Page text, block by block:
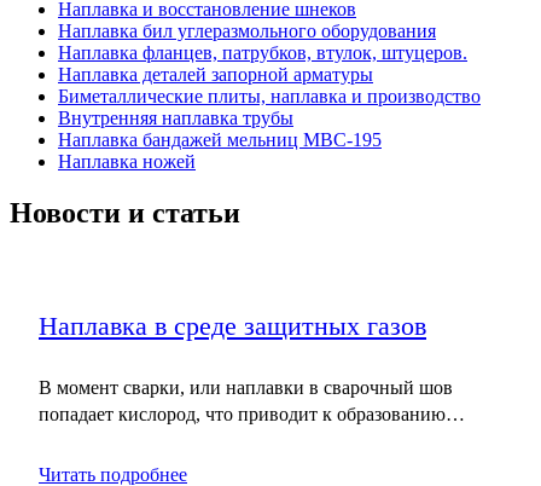
Наплавка и восстановление шнеков
Наплавка бил углеразмольного оборудования
Наплавка фланцев, патрубков, втулок, штуцеров.
Наплавка деталей запорной арматуры
Биметаллические плиты, наплавка и производство
Внутренняя наплавка трубы
Наплавка бандажей мельниц МВС-195
Наплавка ножей
Новости и статьи
Наплавка в среде защитных газов
В момент сварки, или наплавки в сварочный шов
попадает кислород, что приводит к образованию…
Читать подробнее